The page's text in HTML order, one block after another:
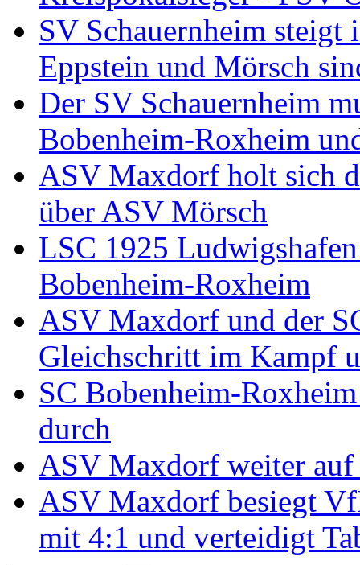
SV Schauernheim steigt
Eppstein und Mörsch
Der SV Schauernheim
Bobenheim-Roxheim
ASV Maxdorf holt sich
über ASV Mörsch
LSC 1925
Bobenheim-Roxheim
ASV Maxdorf und der
Gleichschritt im Kampf
SC Bobenheim-
durch
ASV Maxdorf weiter auf
ASV Maxdorf besiegt
mit 4:1 und verteidigt